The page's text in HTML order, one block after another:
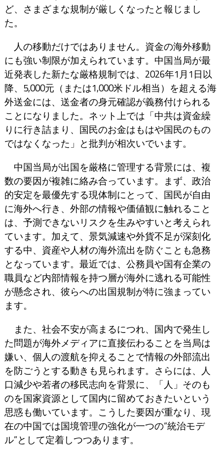
ど、さまざまな規制が厳しくなったと報じまし
た。
人の移動だけではありません。資金の海外移動
にも強い制限が加えられています。中国当局が最
近発表した新たな厳格規制では、2026年1月1日以
降、5,000元（または1,000米ドル相当）を超える海
外送金には、送金者の身元確認が義務付けられる
ことになりました。ネット上では「中共は資金繰
りに行き詰まり、国民のお金はもはや国民のもの
ではなくなった」と批判が相次いでいます。
中国当局が出国を厳格に管理する背景には、複
数の要因が複雑に絡み合っています。まず、政治
的安定を最優先する現体制にとって、国民が自由
に海外へ行き、外部の情報や価値観に触れること
は、予測できないリスクを生みやすいと考えられ
ています。加えて、景気減速や外貨不足が深刻化
する中、資産や人材の海外流出を防ぐことも急務
となっています。最近では、公務員や国有企業の
職員など内部情報を持つ層が海外に逃れる可能性
が懸念され、彼らへの出国規制が特に強まってい
ます。
また、社会不安が高まるにつれ、国内で発生し
た問題が海外メディアに直接伝わることを当局は
嫌い、個人の渡航を抑えることで情報の外部流出
を防ごうとする動きも見られます。さらには、人
口減少や若者の移民志向を背景に、「人」そのも
のを国家資源として国内に留めておきたいという
思惑も働いています。こうした要因が重なり、現
在の中国では国境管理の強化が一つの“統治モデ
ル”として定着しつつあります。